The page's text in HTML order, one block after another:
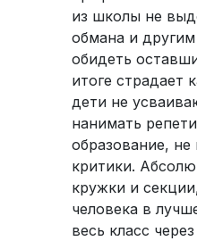
из школы не
обмана и
обидеть
итоге страдает
дети не
нанимать
образование,
критики.
кружки и
человека в
весь класс